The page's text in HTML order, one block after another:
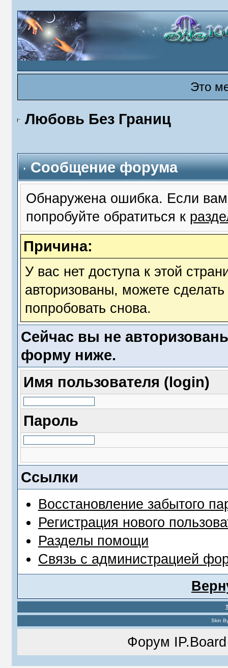
Это
Любовь Без Границ
Сообщение форума
Обнаружена ошибка. Если
попробуйте обратиться к
Причина:
У вас нет доступа к этой
авторизованы, можете
попробовать снова.
Сейчас вы не
форму ниже.
Имя пользователя (login)
Пароль
Ссылки
Восстановление забытого
Регистрация нового
Разделы помощи
Связь с администрацией
Skin
Форум IP.Board